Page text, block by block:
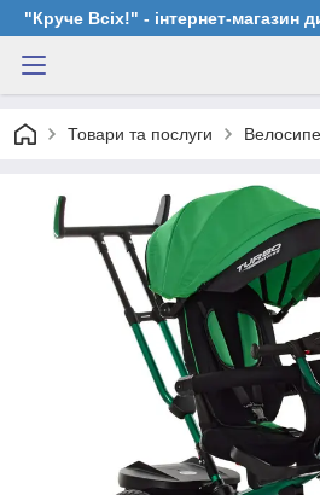
"Круче Всіх!" - інтернет-магазин
Товари та послуги